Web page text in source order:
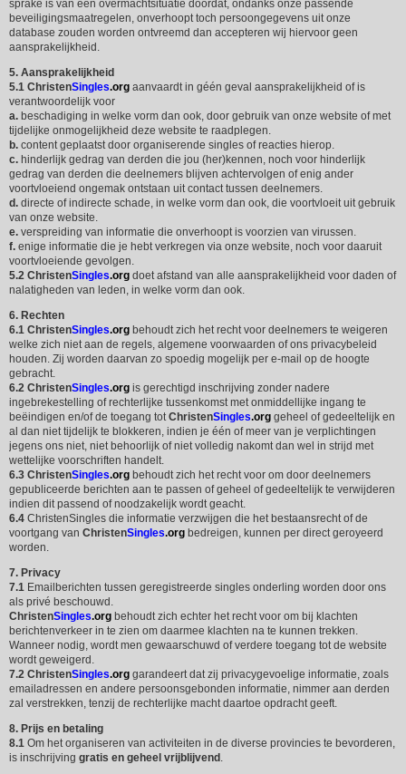
sprake is van een overmachtsituatie doordat, ondanks onze passende
beveiligingsmaatregelen, onverhoopt toch persoongegevens uit onze
database zouden worden ontvreemd dan accepteren wij hiervoor geen
aansprakelijkheid.
5. Aansprakelijkheid
5.1 ChristenSingles.org aanvaardt in géén geval aansprakelijkheid of is
verantwoordelijk voor
a. beschadiging in welke vorm dan ook, door gebruik van onze website of met
tijdelijke onmogelijkheid deze website te raadplegen.
b. content geplaatst door organiserende singles of reacties hierop.
c. hinderlijk gedrag van derden die jou (her)kennen, noch voor hinderlijk
gedrag van derden die deelnemers blijven achtervolgen of enig ander
voortvloeiend ongemak ontstaan uit contact tussen deelnemers.
d. directe of indirecte schade, in welke vorm dan ook, die voortvloeit uit gebruik
van onze website.
e. verspreiding van informatie die onverhoopt is voorzien van virussen.
f. enige informatie die je hebt verkregen via onze website, noch voor daaruit
voortvloeiende gevolgen.
5.2 ChristenSingles.org doet afstand van alle aansprakelijkheid voor daden of
nalatigheden van leden, in welke vorm dan ook.
6. Rechten
6.1 ChristenSingles.org behoudt zich het recht voor deelnemers te weigeren
welke zich niet aan de regels, algemene voorwaarden of ons privacybeleid
houden. Zij worden daarvan zo spoedig mogelijk per e-mail op de hoogte
gebracht.
6.2 ChristenSingles.org is gerechtigd inschrijving zonder nadere
ingebrekestelling of rechterlijke tussenkomst met onmiddellijke ingang te
beëindigen en/of de toegang totChristenSingles.org geheel of gedeeltelijk en
al dan niet tijdelijk te blokkeren, indien je één of meer van je verplichtingen
jegens ons niet, niet behoorlijk of niet volledig nakomt dan wel in strijd met
wettelijke voorschriften handelt.
6.3 ChristenSingles.org behoudt zich het recht voor om door deelnemers
gepubliceerde berichten aan te passen of geheel of gedeeltelijk te verwijderen
indien dit passend of noodzakelijk wordt geacht.
6.4 ChristenSingles die informatie verzwijgen die het bestaansrecht of de
voortgang van ChristenSingles.org bedreigen, kunnen per direct geroyeerd
worden.
7. Privacy
7.1 Emailberichten tussen geregistreerde singles onderling worden door ons
als privé beschouwd.
ChristenSingles.org behoudt zich echter het recht voor om bij klachten
berichtenverkeer in te zien om daarmee klachten na te kunnen trekken.
Wanneer nodig, wordt men gewaarschuwd of verdere toegang tot de website
wordt geweigerd.
7.2 ChristenSingles.org garandeert dat zij privacygevoelige informatie, zoals
emailadressen en andere persoonsgebonden informatie, nimmer aan derden
zal verstrekken, tenzij de rechterlijke macht daartoe opdracht geeft.
8. Prijs en betaling
8.1 Om het organiseren van activiteiten in de diverse provincies te bevorderen,
is inschrijving gratis en geheel vrijblijvend .